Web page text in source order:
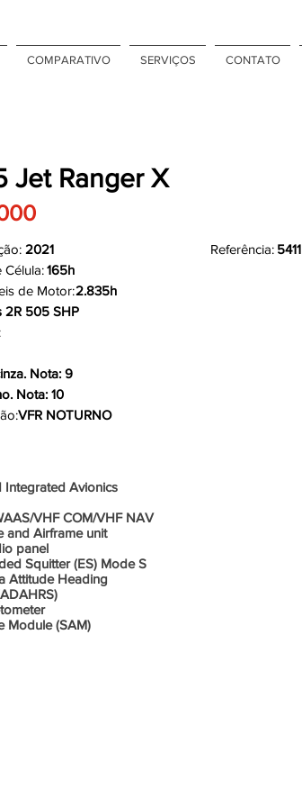
COMPARATIVO SERVIÇOS CONTATO
Jet Ranger X
2021 Referência: 5411
Célula:165h
de Motor:2.835h
2R 505 SHP
Nota: 9
Nota: 10
VFR NOTURNO
Integrated Avionics
VHF COM/VHF NAV
and Airframe unit
panel
Squitter (ES) Mode S
Attitude Heading
Module (SAM)